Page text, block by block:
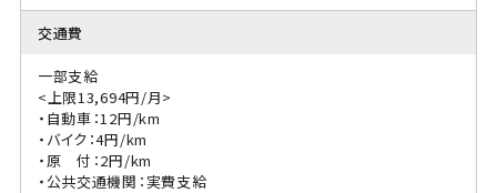
交通費
一部支給
<上限13,694円/月>
・自動車：12円/km
・バイク：4円/km
・原 付：2円/km
・公共交通機関：実費支給